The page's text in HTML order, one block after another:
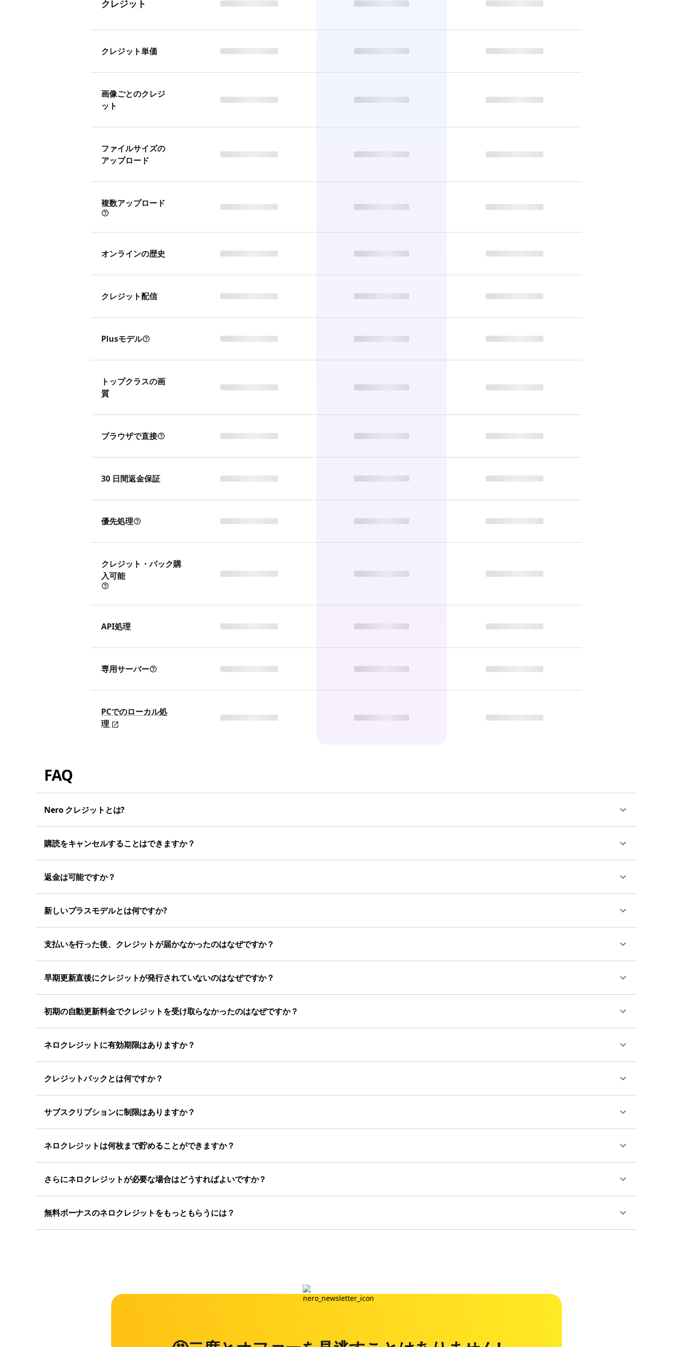
クレジット
クレジット単価
画像ごとのクレジ
ット
ファイルサイズの
アップロード
複数アップロード
オンラインの歴史
クレジット配信
Plusモデル
トップクラスの画
質
ブラウザで直接
30 日間返金保証
優先処理
クレジット・パック購
入可能
API処理
専用サーバー
PCでのローカル処
理
FAQ
Nero クレジットとは?
購読をキャンセルすることはできますか？
返金は可能ですか？
新しいプラスモデルとは何ですか?
支払いを行った後、クレジットが届かなかったのはなぜですか？
早期更新直後にクレジットが発行されていないのはなぜですか？
初期の自動更新料金でクレジットを受け取らなかったのはなぜですか？
ネロクレジットに有効期限はありますか？
クレジットパックとは何ですか？
サブスクリプションに制限はありますか？
ネロクレジットは何枚まで貯めることができますか？
さらにネロクレジットが必要な場合はどうすればよいですか？
無料ボーナスのネロクレジットをもっともらうには？